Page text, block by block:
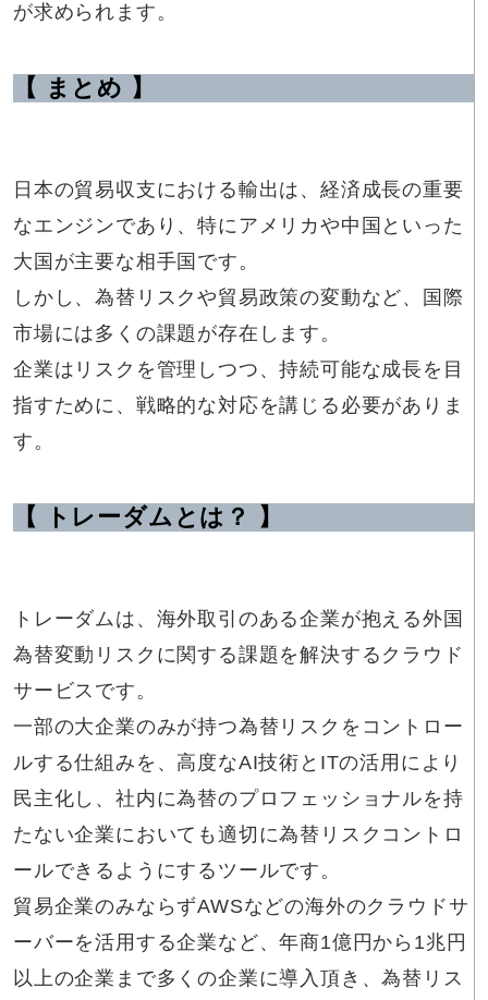
が求められます。
【 まとめ 】
日本の貿易収支における輸出は、経済成長の重要
なエンジンであり、特にアメリカや中国といった
大国が主要な相手国です。
しかし、為替リスクや貿易政策の変動など、国際
市場には多くの課題が存在します。
企業はリスクを管理しつつ、持続可能な成長を目
指すために、戦略的な対応を講じる必要がありま
す。
【 トレーダムとは？ 】
トレーダムは、海外取引のある企業が抱える外国
為替変動リスクに関する課題を解決するクラウド
サービスです。
一部の大企業のみが持つ為替リスクをコントロー
ルする仕組みを、高度なAI技術とITの活用により
民主化し、社内に為替のプロフェッショナルを持
たない企業においても適切に為替リスクコントロ
ールできるようにするツールです。
貿易企業のみならずAWSなどの海外のクラウドサ
ーバーを活用する企業など、年商1億円から1兆円
以上の企業まで多くの企業に導入頂き、為替リス